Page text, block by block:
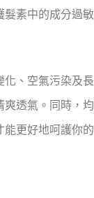
素中的成分過
、空氣污染及
透氣。同時，
更好地呵護你的